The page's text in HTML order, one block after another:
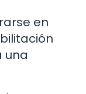
en
una